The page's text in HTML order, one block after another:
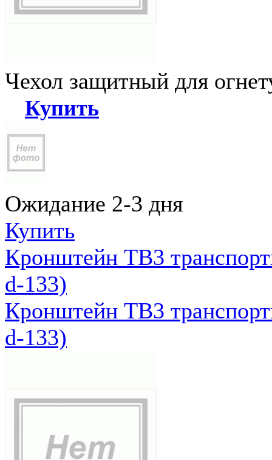
Чехол защитный для
Купить
Ожидание 2-3 дня
Купить
Кронштейн ТВ3
d-133)
Кронштейн ТВ3
d-133)